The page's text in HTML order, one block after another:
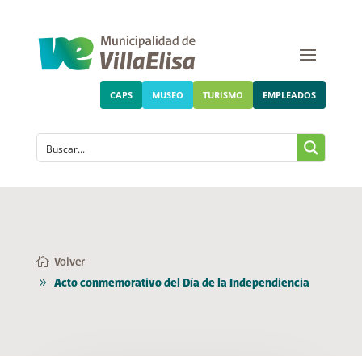
CAPS MUSEO TURISMO EMPLEADOS
Volver
Acto conmemorativo del Día de la Independiencia